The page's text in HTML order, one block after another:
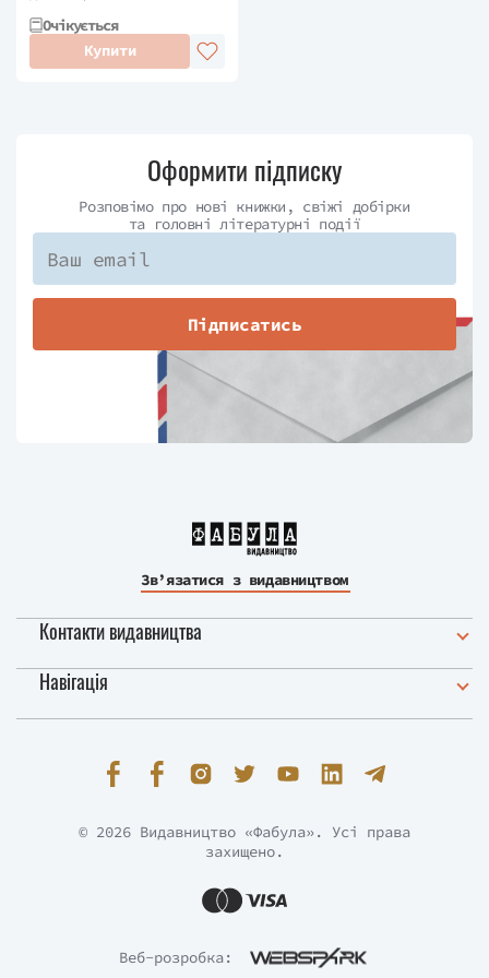
Очікується
Купити
Оформити підписку
Розповімо про нові книжки, свіжі добірки
та головні літературні події
Підписатись
Зв’язатися з видавництвом
Контакти видавництва
Навігація
Веб-розробка:
© 2026 Видавництво «Фабула». Усі права
захищено.